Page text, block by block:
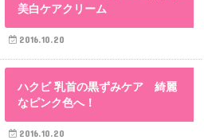
美白ケアクリーム
2016.10.20
ハクビ 乳首の黒ずみケア 綺麗
なピンク色へ！
2016.10.20